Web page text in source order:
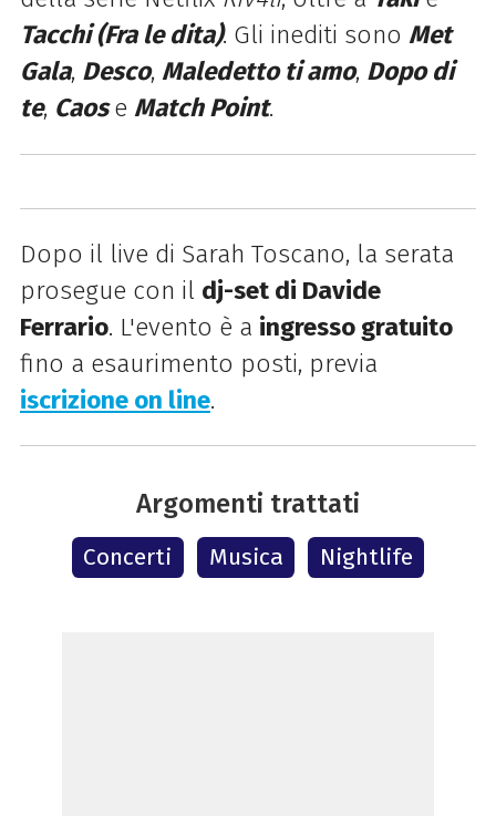
Tacchi (Fra le dita). Gli inediti sono Met
Gala, Desco, Maledetto ti amo, Dopo di
te, Caose Match Point.
Dopo il live di Sarah Toscano, la serata
prosegue con il dj-set di Davide
Ferrario. L'evento è a ingresso gratuito
fino a esaurimento posti, previa
iscrizione on line.
Argomenti trattati
Concerti Musica Nightlife